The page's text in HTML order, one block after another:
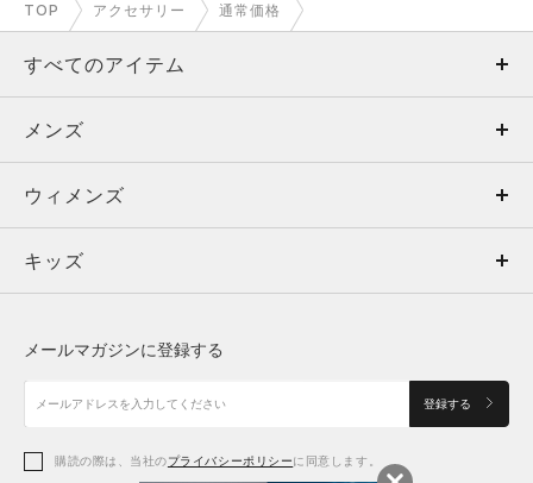
TOP アクセサリー 通常価格
すべてのアイテム
メンズ
ウィメンズ
キッズ
アクセサリー
メンズ
トップス
ボトムス
アクセサリー
ウィメンズ
トップス
シューズ
アクセサリー
キッズ
シューズ
メールマガジンに登録する
登録する
購読の際は、当社のプライバシーポリシーに同意します。